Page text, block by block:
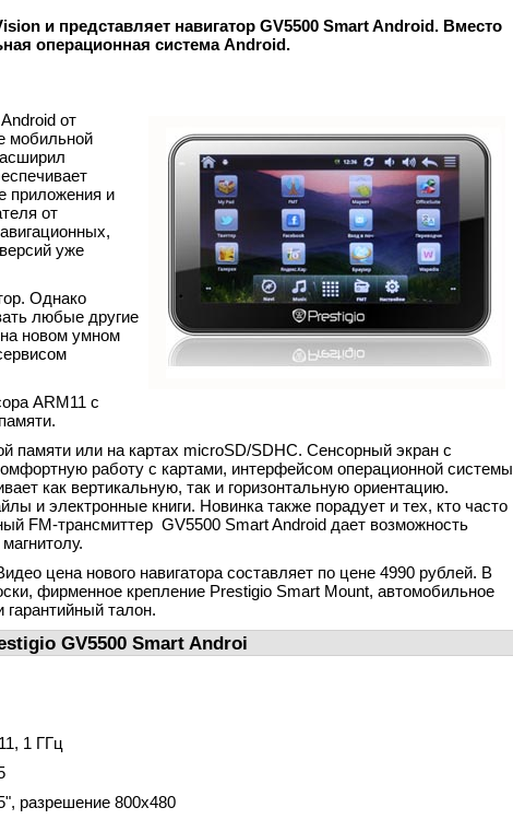
и представляет навигатор GV5500 Smart Android. Вместо
операционная система Android.
от
мобильной
приложения и
от
уже
Однако
любые другие
новом умном
ARM11 с
памяти или на картах microSD/SDHC. Сенсорный экран с
работу с картами, интерфейсом операционной системы
как вертикальную, так и горизонтальную ориентацию.
и электронные книги. Новинка также порадует и тех, кто часто
FM-трансмиттер GV5500 Smart Android дает возможность
цена нового навигатора составляет по цене 4990 рублей. В
фирменное крепление Prestigio Smart Mount, автомобильное
гарантийный талон.
GV5500 Smart Androi
1 ГГц
разрешение 800х480